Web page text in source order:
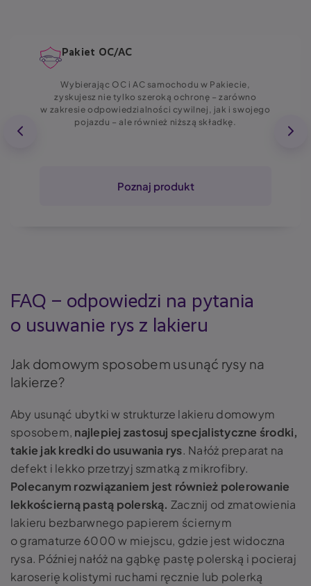
Pakiet OC/AC
Wybierając OC i AC samochodu w Pakiecie,
zyskujesz nie tylko szeroką ochronę – zarówno
w zakresie odpowiedzialności cywilnej, jak i swojego
pojazdu – ale również niższą składkę.
Poznaj produkt
FAQ – odpowiedzi na pytania
o usuwanie rys z lakieru
Jak domowym sposobem usunąć rysy na
lakierze?
Aby usunąć ubytki w strukturze lakieru domowym
sposobem, najlepiej zastosuj specjalistyczne środki,
takie jak kredki do usuwania rys. Nałóż preparat na
defekt i lekko przetrzyj szmatką z mikrofibry.
Polecanym rozwiązaniem jest również polerowanie
lekkościerną pastą polerską. Zacznij od zmatowienia
lakieru bezbarwnego papierem ściernym
o gramaturze 6000 w miejscu, gdzie jest widoczna
rysa. Później nałóż na gąbkę pastę polerską i pocieraj
karoserię kolistymi ruchami ręcznie lub polerką